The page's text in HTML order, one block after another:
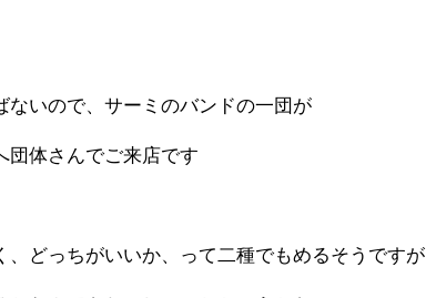
ないので、サーミのバンドの一団が
団体さんでご来店です
、どっちがいいか、って二種でもめるそうですが